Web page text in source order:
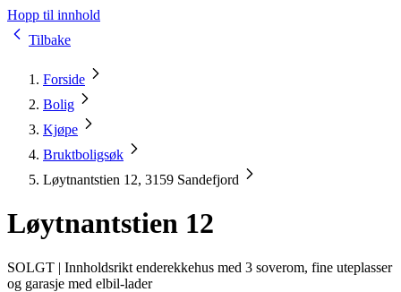
Hopp til innhold
Tilbake
Forside
Bolig
Kjøpe
Bruktboligsøk
Løytnantstien 12, 3159 Sandefjord
Løytnantstien 12
SOLGT | Innholdsrikt enderekkehus med 3 soverom, fine uteplasser
og garasje med elbil-lader